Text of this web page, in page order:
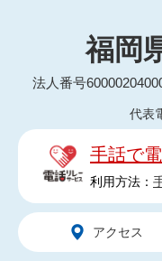
福岡
法人番号
代表
手話で
利用方法：
アクセス